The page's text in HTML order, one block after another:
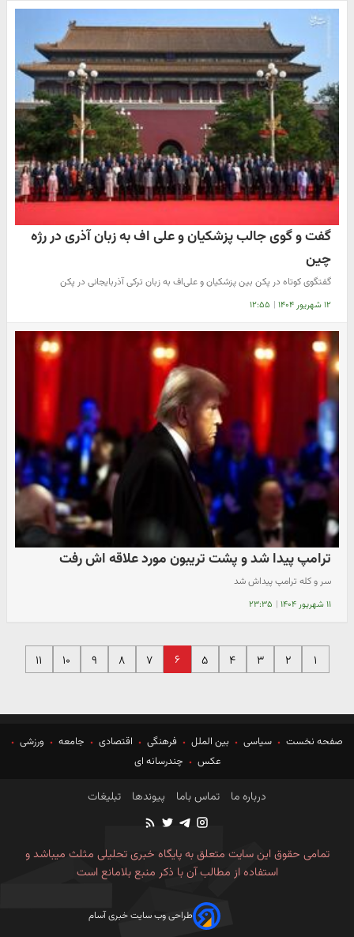
گفت و گوی جالب پزشکیان و علی اف به زبان آذری در رژه
چین
گفتگوی کوتاه در پکن بین پزشکیان و علی‌اف به زبان ترکی آذربایجانی در پکن
۱۲ شهریور ۱۴۰۴ | ۱۲:۵۵
ترامپ پیدا شد و پشت تریبون مورد علاقه اش رفت
سر و کله ترامپ پیداش شد
۱۱ شهریور ۱۴۰۴ | ۲۳:۳۵
۱ ۲ ۳ ۴ ۵ ۶ ۷ ۸ ۹ ۱۰ ۱۱
صفحه نخست سیاسی بین الملل فرهنگی اقتصادی جامعه
ورزشی
عکس
چندرسانه ای
درباره ما تماس باما پیوندها تبلیغات
تمامی حقوق این سایت متعلق به پایگاه خبری تحلیلی مثلث میباشد و
استفاده از مطالب آن با ذکر منبع بلامانع است
طراحی وب سایت خبری آسام